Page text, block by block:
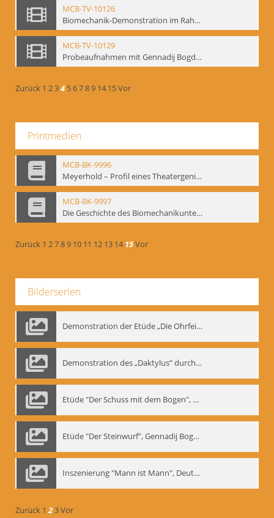
MCB-TV-10126
Biomechanik-Demonstration im Rahmen vom 2. Kongress der European Mime Federation: „Rekonstruktion/Innovation“, Berlin Mai 1993 - Interne Signatur: BM-vid-36
MCB-TV-10129
Probeaufnahmen mit Gennadij Bogdanow und Demonstrationsvortrag im Berliner Ensemble, 04.10.1991, Ausschnitt 2 - Interne Signatur: BM-vid-45_A2
Zurück 1 234 56789 14 15Vor
Printmedien
MCB-BK-9996
Meyerhold – Profil eines Theatergenies. Vortrag. Arbeitsdemonstration - interne Signatur: BM-prt-203
MCB-BK-9997
Die Geschichte des Biomechanikunterrichts im Theater der Satire - interne Signatur: BM-prt-204
Zurück 1 2789 10 11 12 13 14 15Vor
Bilderserien
Demonstration der Etüde „Die Ohrfeige“
Demonstration des „Daktylus“ durch Gennadij Nikolajewitsch Bogdanow, Berlin 1991
Etüde "Der Schuss mit dem Bogen", Gennadij Bogdanow
Etüde "Der Steinwurf", Gennadij Bogdanow
Inszenierung "Mann ist Mann", Deutsches Theater Berlin, 1997
Zurück 1 23Vor